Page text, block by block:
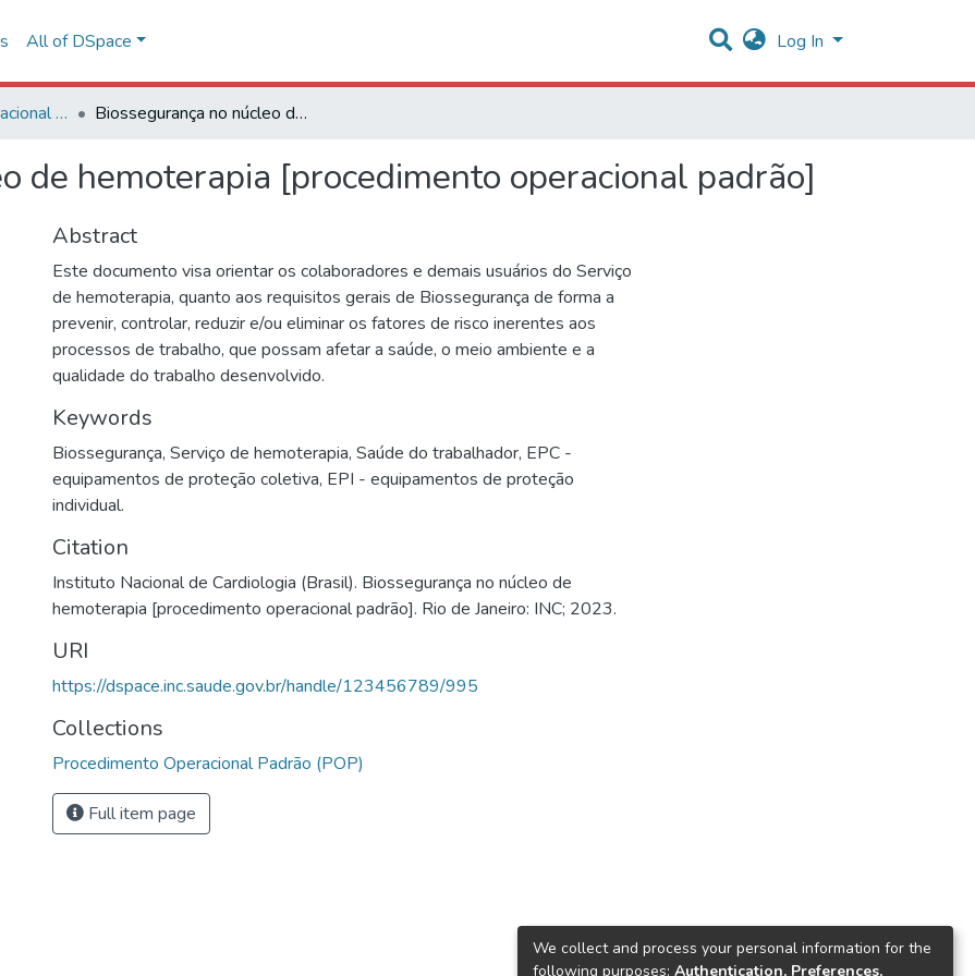
All of DSpace Log In
Procedimento Operacional Padrão (POP) Biossegurança no núcleo de hemoterapia [procedimento operacional padrão]
de hemoterapia [procedimento operacional padrão]
Abstract
Este documento visa orientar os colaboradores e demais usuários do Serviço
de hemoterapia, quanto aos requisitos gerais de Biossegurança de forma a
prevenir, controlar, reduzir e/ou eliminar os fatores de risco inerentes aos
processos de trabalho, que possam afetar a saúde, o meio ambiente e a
qualidade do trabalho desenvolvido.
Keywords
Biossegurança, Serviço de hemoterapia, Saúde do trabalhador, EPC -
equipamentos de proteção coletiva, EPI - equipamentos de proteção
individual.
Citation
Instituto Nacional de Cardiologia (Brasil). Biossegurança no núcleo de
hemoterapia [procedimento operacional padrão]. Rio de Janeiro: INC; 2023.
URI
https://dspace.inc.saude.gov.br/handle/123456789/995
Collections
Procedimento Operacional Padrão (POP)
Full item page
We collect and process your personal information for the
following purposes: Authentication, Preferences,